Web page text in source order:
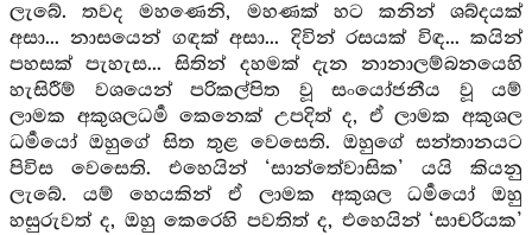
ලැබේ. තවද මහණෙනි, මහණක් හට කනින් ශබ්දයක්
අසා... නාසයෙන් ගඳක් අසා... දිවින් රසයක් විඳ... කයින්
පහසක් පැහැස... සිතින් දහමක් දැන නානාලම්බනයෙහි
හැසිරීම් වශයෙන් පරිකල්පිත වූ සංයෝජනීය වූ යම්
ලාමක අකුශලධර්‍ම කෙනෙක් උපදිත් ද, ඒ ලාමක අකුශල
ධර්‍මයෝ ඔහුගේ සිත තුළ වෙසෙති. ඔහුගේ සන්තානයට
පිවිස වෙසෙති. එහෙයින් ‘සාන්තේවාසික’ යයි කියනු
ලැබේ. යම් හෙයකින් ඒ ලාමක අකුශල ධර්‍මයෝ ඔහු
හසුරුවත් ද, ඔහු කෙරෙහි පවතිත් ද, එහෙයින් ‘සාචරියක’